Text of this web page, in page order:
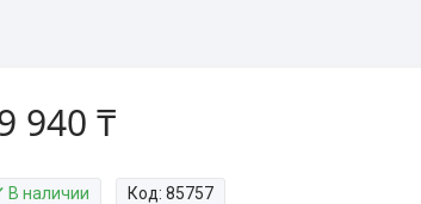
940 ₸
В наличии Код: 85757